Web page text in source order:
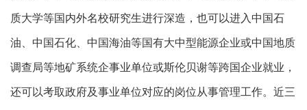
质大学等国内外名校研究生进行深造，也可以进入中国石
油、中国石化、中国海油等国有大中型能源企业或中国地质
调查局等地矿系统企事业单位或斯伦贝谢等跨国企业就业，
还可以考取政府及事业单位对应的岗位从事管理工作。近三